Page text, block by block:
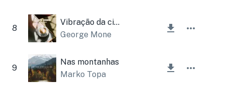
8
Vibração da cidade
George Mone
9
Nas montanhas
Marko Topa